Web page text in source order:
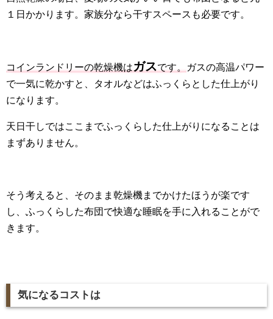
１日かかります。家族分なら干すスペースも必要です。
コインランドリーの乾燥機はガスです。
ガスの高温パワー
で一気に乾かすと、タオルなどはふっくらとした仕上がり
になります。
天日干しではここまでふっくらした仕上がりになることは
まずありません。
そう考えると、そのまま乾燥機までかけたほうが楽です
し、ふっくらした布団で快適な睡眠を手に入れることがで
きます。
気になるコストは